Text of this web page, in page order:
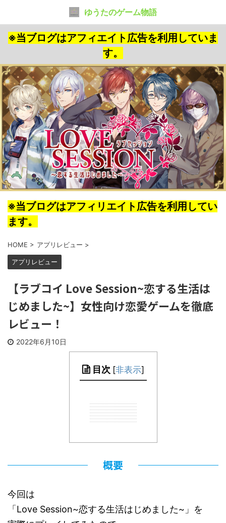
ゆうたのゲーム物語
※当ブログはアフィエイト広告を利用していま
す。
※当ブログはアフィリエイト広告を利用してい
ます。
HOME > アプリレビュー >
アプリレビュー
【ラブコイ Love Session~恋する生活は
じめました~】女性向け恋愛ゲームを徹底
レビュー！
2022年6月10日
目次 [非表示]
概要
今回は
「Love Session~恋する生活はじめました~」を